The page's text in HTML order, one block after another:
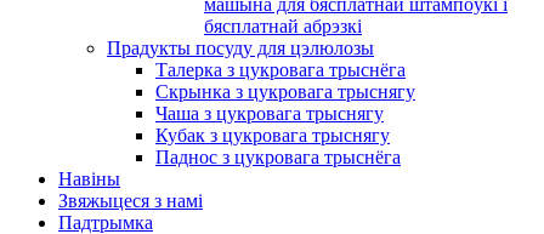
машына для бясплатнай штампоўкі і
бясплатнай абрэзкі
Прадукты посуду для цэлюлозы
Талерка з цукровага трыснёга
Скрынка з цукровага трыснягу
Чаша з цукровага трыснягу
Кубак з цукровага трыснягу
Паднос з цукровага трыснёга
Навіны
Звяжыцеся з намі
Падтрымка